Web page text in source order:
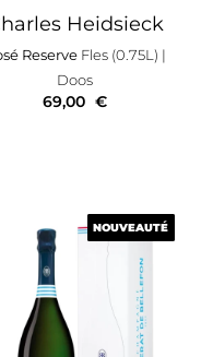
Heidsieck
Reserve Fles (0.75L) |
Doos
69,00 €
NOUVEAUTÉ
NOUVEAUTÉ